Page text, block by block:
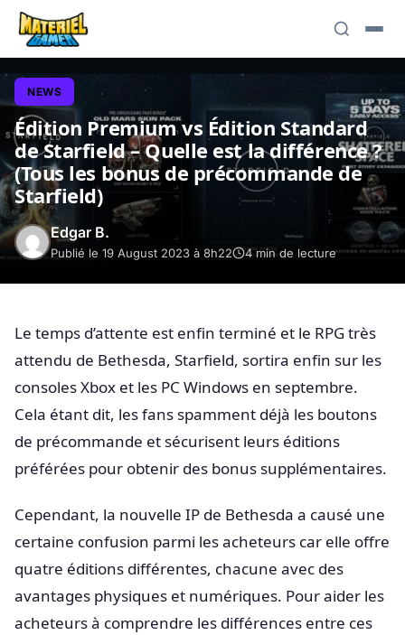
NEWS
Édition Premium vs Édition Standard
de Starfield – Quelle est la différence ?
(Tous les bonus de précommande de
Starfield)
Edgar B.
Publié le 19 August 2023 à 8h22 4 min de lecture
Le temps d’attente est enfin terminé et le RPG très
attendu de Bethesda, Starfield, sortira enfin sur les
consoles Xbox et les PC Windows en septembre.
Cela étant dit, les fans spamment déjà les boutons
de précommande et sécurisent leurs éditions
préférées pour obtenir des bonus supplémentaires.
Cependant, la nouvelle IP de Bethesda a causé une
certaine confusion parmi les acheteurs car elle offre
quatre éditions différentes, chacune avec des
avantages physiques et numériques. Pour aider les
acheteurs à comprendre les différences entre ces